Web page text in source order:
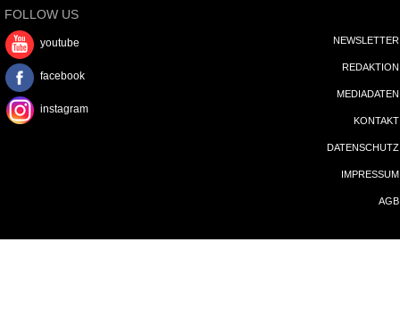
FOLLOW US
youtube
facebook
instagram
NEWSLETTER
REDAKTION
MEDIADATEN
KONTAKT
DATENSCHUTZ
IMPRESSUM
AGB